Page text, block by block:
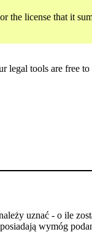
license that it
legal tools are free to
uznać - o ile
wymóg